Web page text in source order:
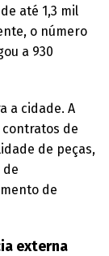
até 1,3 mil
o número
a 930
a cidade. A
de
de peças,
de
de
externa